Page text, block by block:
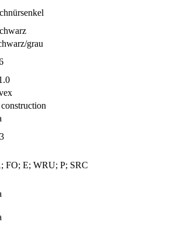
grau
FO; E; WRU; P; SRC